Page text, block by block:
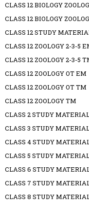
CLASS 12 BIOLOGY
CLASS 12 BIOLOGY
CLASS 12 STUDY
CLASS 12 ZOOLOGY 2-3-5
CLASS 12 ZOOLOGY 2-3-5
CLASS 12 ZOOLOGY OT EM
CLASS 12 ZOOLOGY OT TM
CLASS 12 ZOOLOGY TM
CLASS 2 STUDY
CLASS 3 STUDY
CLASS 4 STUDY
CLASS 5 STUDY
CLASS 6 STUDY
CLASS 7 STUDY
CLASS 8 STUDY